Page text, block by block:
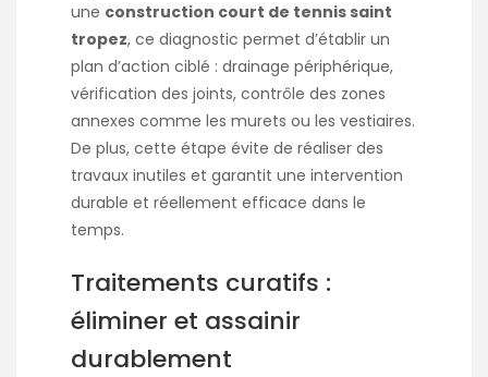
une construction court de tennis saint
tropez, ce diagnostic permet d’établir un
plan d’action ciblé : drainage périphérique,
vérification des joints, contrôle des zones
annexes comme les murets ou les vestiaires.
De plus, cette étape évite de réaliser des
travaux inutiles et garantit une intervention
durable et réellement efficace dans le
temps.
Traitements curatifs :
éliminer et assainir
durablement